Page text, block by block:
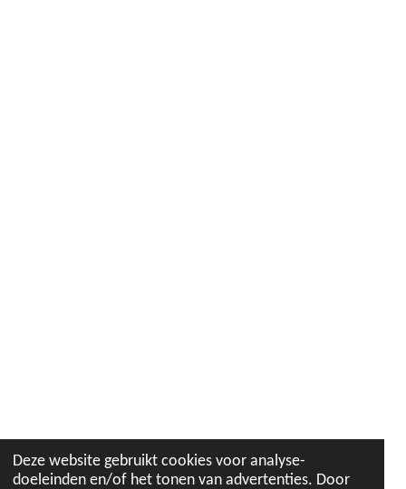
Deze website gebruikt cookies voor analyse-
doeleinden en/of het tonen van advertenties. Door